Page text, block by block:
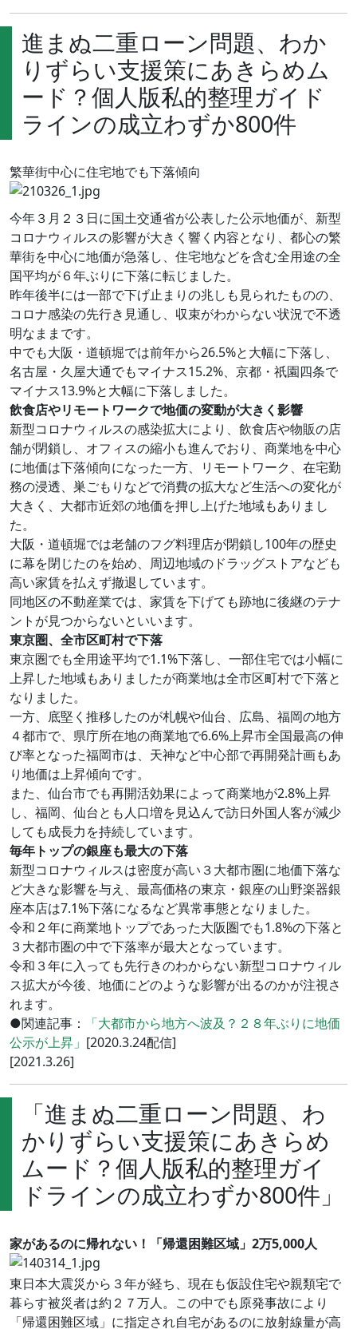
進まぬ二重ローン問題、わか
りずらい支援策にあきらめム
ード？個人版私的整理ガイド
ラインの成立わずか800件
繁華街中心に住宅地でも下落傾向
今年３月２３日に国土交通省が公表した公示地価が、新型
コロナウィルスの影響が大きく響く内容となり、都心の繁
華街を中心に地価が急落し、住宅地などを含む全用途の全
国平均が６年ぶりに下落に転じました。
昨年後半には一部で下げ止まりの兆しも見られたものの、
コロナ感染の先行き見通し、収束がわからない状況で不透
明なままです。
中でも大阪・道頓堀では前年から26.5%と大幅に下落し、
名古屋・久屋大通でもマイナス15.2%、京都・祇園四条で
マイナス13.9%と大幅に下落しました。
飲食店やリモートワークで地価の変動が大きく影響
新型コロナウィルスの感染拡大により、飲食店や物販の店
舗が閉鎖し、オフィスの縮小も進んでおり、商業地を中心
に地価は下落傾向になった一方、リモートワーク、在宅勤
務の浸透、巣ごもりなどで消費の拡大など生活への変化が
大きく、大都市近郊の地価を押し上げた地域もありまし
た。
大阪・道頓堀では老舗のフグ料理店が閉鎖し100年の歴史
に幕を閉じたのを始め、周辺地域のドラッグストアなども
高い家賃を払えず撤退しています。
同地区の不動産業では、家賃を下げても跡地に後継のテナ
ントが見つからないといいます。
東京圏、全市区町村で下落
東京圏でも全用途平均で1.1%下落し、一部住宅では小幅に
上昇した地域もありましたが商業地は全市区町村で下落と
なりました。
一方、底堅く推移したのが札幌や仙台、広島、福岡の地方
４都市で、県庁所在地の商業地で6.6%上昇市全国最高の伸
び率となった福岡市は、天神など中心部で再開発計画もあ
り地価は上昇傾向です。
また、仙台市でも再開活効果によって商業地が2.8%上昇
し、福岡、仙台とも人口増を見込んで訪日外国人客が減少
しても成長力を持続しています。
毎年トップの銀座も最大の下落
新型コロナウィルスは密度が高い３大都市圏に地価下落な
ど大きな影響を与え、最高価格の東京・銀座の山野楽器銀
座本店は7.1%下落になるなど異常事態となりました。
令和２年に商業地トップであった大阪圏でも1.8%の下落と
３大都市圏の中で下落率が最大となっています。
令和３年に入っても先行きのわからない新型コロナウィル
ス拡大が今後、地価にどのような影響が出るのかが注視さ
れます。
●関連記事：
「大都市から地方へ波及？２８年ぶりに地価
公示が上昇」 [2020.3.24配信]
[2021.3.26]
「進まぬ二重ローン問題、わ
かりずらい支援策にあきらめ
ムード？個人版私的整理ガイ
ドラインの成立わずか800件」
家があるのに帰れない！「帰還困難区域」2万5,000人
東日本大震災から３年が経ち、現在も仮設住宅や親類宅で
暮らす被災者は約２７万人。この中でも原発事故により
「帰還困難区域」に指定され自宅があるのに放射線量が高